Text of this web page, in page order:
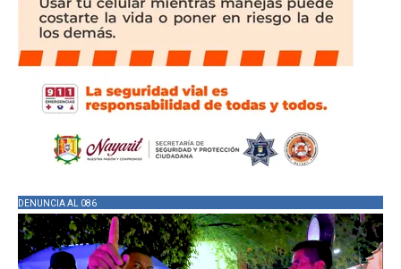
DENUNCIA AL 086